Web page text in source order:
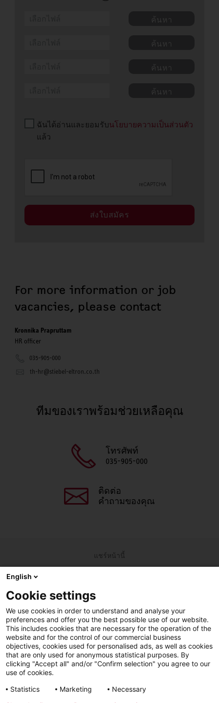
ค้นหา
ค้นหา
ค้นหา
ค้นหา
ฉันได้อ่านและยอมรับนโยบายความเป็นส่วนตัว
แล้ว
ส่งใบสมัคร
For more information or job
vacancies, please contact
Kronnika Prapruttam
HR officer
035-905-000
th-hr@stiebel-eltron.co.th
ทีมของเราพร้อมช่วยเหลือคุณ
โทรศัพท์
035-905-000
ติดต่อ
คำถามของคุณ
แชร์หน้านี้
LinkedIn Facebook YouTube
Line
English
Cookie settings
We use cookies in order to understand and analyse your
preferences and offer you the best possible use of our website.
This includes cookies that are necessary for the operation of the
website and for the control of our commercial business
objectives, cookies used for personalised ads, as well as cookies
that are only used for anonymous statistical purposes. By
clicking "Accept all" and/or "Confirm selection" you agree to our
use of cookies.
Statistics
Marketing
Necessary